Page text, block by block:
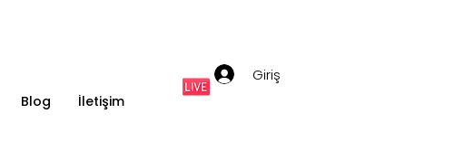
Giriş
Blog İletişim